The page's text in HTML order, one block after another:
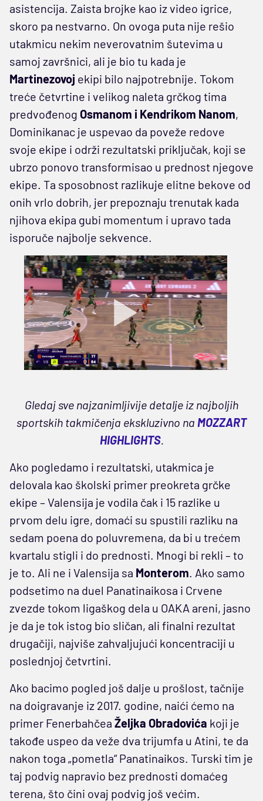
asistencija. Zaista brojke kao iz video igrice,
skoro pa nestvarno. On ovoga puta nije rešio
utakmicu nekim neverovatnim šutevima u
samoj završnici, ali je bio tu kada je
Martinezovoj ekipi bilo najpotrebnije. Tokom
treće četvrtine i velikog naleta grčkog tima
predvođenog Osmanom i Kendrikom Nanom,
Dominikanac je uspevao da poveže redove
svoje ekipe i održi rezultatski priključak, koji se
ubrzo ponovo transformisao u prednost njegove
ekipe. Ta sposobnost razlikuje elitne bekove od
onih vrlo dobrih, jer prepoznaju trenutak kada
njihova ekipa gubi momentum i upravo tada
isporuče najbolje sekvence.
Gledaj sve najzanimljivije detalje iz najboljih
sportskih takmičenja ekskluzivno na MOZZART
HIGHLIGHTS.
Ako pogledamo i rezultatski, utakmica je
delovala kao školski primer preokreta grčke
ekipe – Valensija je vodila čak i 15 razlike u
prvom delu igre, domaći su spustili razliku na
sedam poena do poluvremena, da bi u trećem
kvartalu stigli i do prednosti. Mnogi bi rekli – to
je to. Ali ne i Valensija sa Monterom. Ako samo
podsetimo na duel Panatinaikosa i Crvene
zvezde tokom ligaškog dela u OAKA areni, jasno
je da je tok istog bio sličan, ali finalni rezultat
drugačiji, najviše zahvaljujući koncentraciji u
poslednjoj četvrtini.
Ako bacimo pogled još dalje u prošlost, tačnije
na doigravanje iz 2017. godine, naići ćemo na
primer Fenerbahčea Željka Obradovića koji je
takođe uspeo da veže dva trijumfa u Atini, te da
nakon toga „pometla“ Panatinaikos. Turski tim je
taj podvig napravio bez prednosti domaćeg
terena, što čini ovaj podvig još većim.